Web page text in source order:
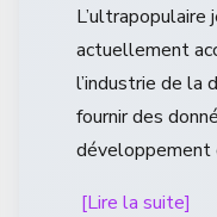
actuellement
l’industrie de la
fournir des
développement
[Lire la suite]